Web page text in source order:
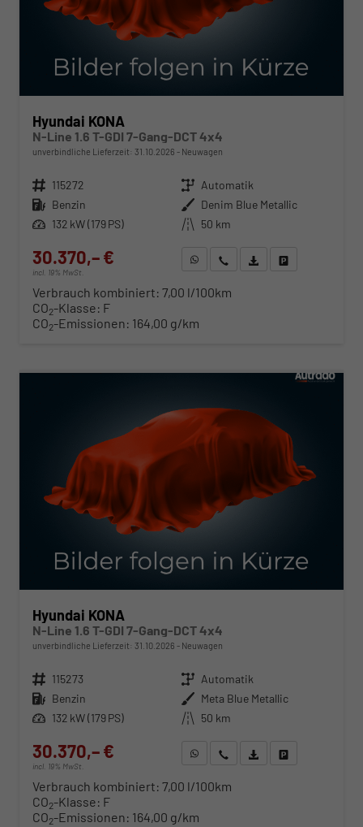
Hyundai KONA
N-Line 1.6 T-GDI 7-Gang-DCT 4x4
unverbindliche Lieferzeit: 31.10.2026 Neuwagen
Fahrzeugnr. 115272 Getriebe Automatik
Kraftstoff Benzin Außenfarbe Denim Blue Metallic
Leistung 132 kW (179 PS) Kilometerstand 50 km
30.370,– €
incl. 19% MwSt.
WhatsApp anfragen
Wir rufen Sie anFahrzeugexposé (PDF)
Verbrauch kombiniert: 7,00 l/100km
CO2-Klasse: F
CO2-Emissionen: 164,00 g/km
Hyundai KONA
N-Line 1.6 T-GDI 7-Gang-DCT 4x4
unverbindliche Lieferzeit: 31.10.2026 Neuwagen
Fahrzeugnr. 115273 Getriebe Automatik
Kraftstoff Benzin Außenfarbe Meta Blue Metallic
Leistung 132 kW (179 PS) Kilometerstand 50 km
30.370,– €
incl. 19% MwSt.
WhatsApp anfragen
Wir rufen Sie anFahrzeugexposé (PDF)
Verbrauch kombiniert: 7,00 l/100km
CO2-Klasse: F
CO2-Emissionen: 164,00 g/km